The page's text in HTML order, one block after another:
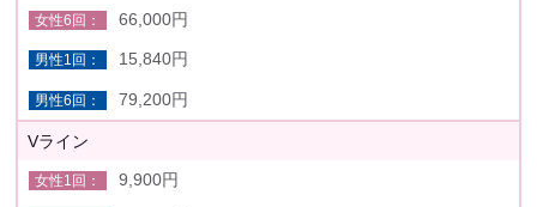
66,000円
15,840円
79,200円
Vライン
9,900円